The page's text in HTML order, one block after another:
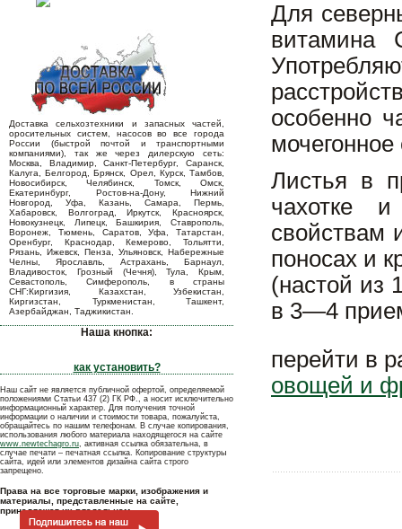
Доставка сельхозтехники и запасных частей,
оросительных систем, насосов во все города
России (быстрой почтой и транспортными
компаниями), так же через дилерскую сеть:
Москва, Владимир, Санкт-Петербург, Саранск,
Калуга, Белгород, Брянск, Орел, Курск, Тамбов,
Новосибирск, Челябинск, Томск, Омск,
Екатеринбург, Ростов-на-Дону, Нижний
Новгород, Уфа, Казань, Самара, Пермь,
Хабаровск, Волгоград, Иркутск, Красноярск,
Новокузнецк, Липецк, Башкирия, Ставрополь,
Воронеж, Тюмень, Саратов, Уфа, Татарстан,
Оренбург, Краснодар, Кемерово, Тольятти,
Рязань, Ижевск, Пенза, Ульяновск, Набережные
Челны, Ярославль, Астрахань, Барнаул,
Владивосток, Грозный (Чечня), Тула, Крым,
Севастополь, Симферополь, в страны
СНГ:Киргизия, Казахстан, Узбекистан,
Киргизстан, Туркменистан, Ташкент,
Азербайджан, Таджикистан.
Наша кнопка:
как установить?
Наш сайт не является публичной офертой, определяемой
положениями Статьи 437 (2) ГК РФ., а носит исключительно
информационный характер. Для получения точной
информации о наличии и стоимости товара, пожалуйста,
обращайтесь по нашим телефонам. В случае копирования,
использования любого материала находящегося на сайте
www.newtechagro.ru, активная ссылка обязательна, в
случае печати – печатная ссылка. Копирование структуры
сайта, идей или элементов дизайна сайта строго
запрещено.
Права на все торговые марки, изображения и
материалы, представленные на сайте,
принадлежат их владельцам.
Для
витамина
особенно
мочегонное
Листья в
чахотке
свойствам
поносах и
(настой из
в 3—4
перейти в
овощей и